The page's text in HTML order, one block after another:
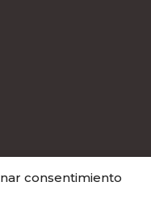
consentimiento